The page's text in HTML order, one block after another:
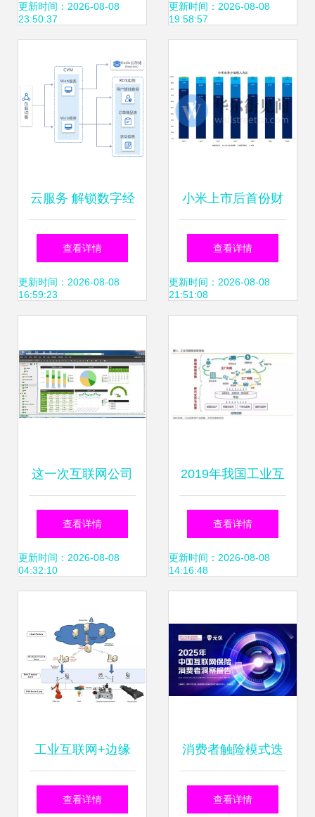
大领域与趋势前瞻
更新时间：2026-08-08
23:50:37
入门数据产品经理
更新时间：2026-08-08
19:58:57
云服务 解锁数字经
济的核心引擎与数
据服务新生态
查看详情
更新时间：2026-08-08
16:59:23
小米上市后首份财
报亮眼 二季度各业
务营收超预期，
破2亿
查看详情
更新时间：2026-08-08
21:51:08
这一次互联网公司
又领先了 数据服务
的变革与启示
查看详情
更新时间：2026-08-08
04:32:10
2019年我国工业互
联网产业规模将达
到4800亿元,赋能
查看详情
更新时间：2026-08-08
14:16:48
工业互联网+边缘
计算的相关研究进
查看详情
消费者触险模式迭
代 AI重塑保险服务
查看详情